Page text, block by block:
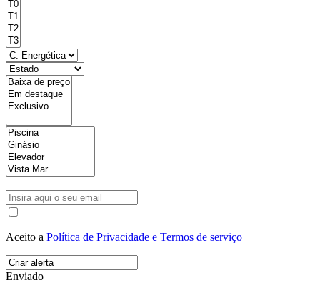
Aceito a Política de Privacidade e Termos de serviço
Enviado